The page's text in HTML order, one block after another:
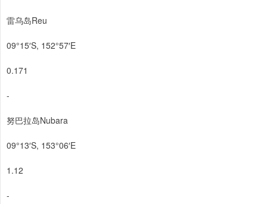
雷乌岛Reu
09°15′S, 152°57′E
0.171
-
努巴拉岛Nubara
09°13′S, 153°06′E
1.12
-